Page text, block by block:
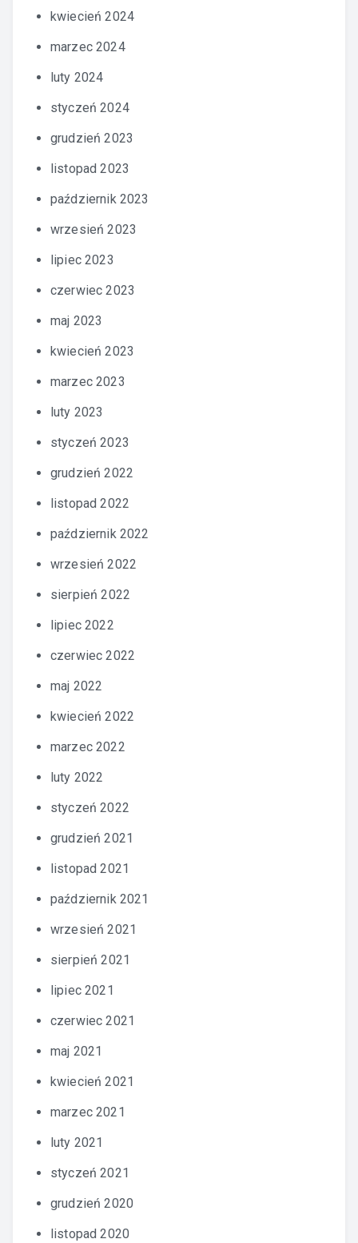
kwiecień 2024
marzec 2024
luty 2024
styczeń 2024
grudzień 2023
listopad 2023
październik 2023
wrzesień 2023
lipiec 2023
czerwiec 2023
maj 2023
kwiecień 2023
marzec 2023
luty 2023
styczeń 2023
grudzień 2022
listopad 2022
październik 2022
wrzesień 2022
sierpień 2022
lipiec 2022
czerwiec 2022
maj 2022
kwiecień 2022
marzec 2022
luty 2022
styczeń 2022
grudzień 2021
listopad 2021
październik 2021
wrzesień 2021
sierpień 2021
lipiec 2021
czerwiec 2021
maj 2021
kwiecień 2021
marzec 2021
luty 2021
styczeń 2021
grudzień 2020
listopad 2020